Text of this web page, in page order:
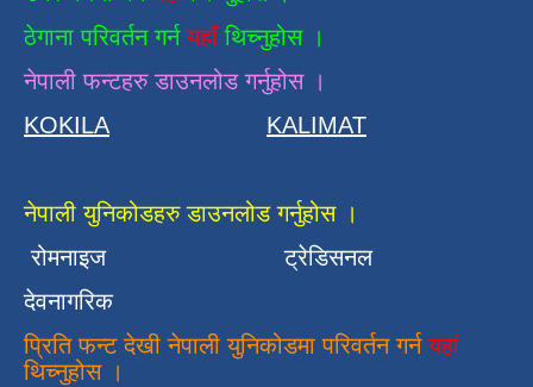
ठेगाना परिवर्तन गर्नयहाँ थिच्नुहोस ।
नेपाली फन्टहरु डाउनलोड गर्नुहोस ।
KOKILA
KALIMAT
नेपाली युनिकोडहरु डाउनलोड गर्नुहोस ।
रोमनाइज
ट्रेडिसनल
देवनागरिक
प्रिति फन्ट देखी नेपाली युनिकोडमा परिवर्तन गर्न यहां
थिच्नुहोस ।